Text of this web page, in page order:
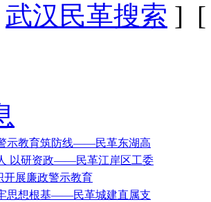
武汉民革搜索 ]
示教育筑防线——民革东湖高
以研资政——民革江岸区工委
开展廉政警示教育
思想根基——民革城建直属支